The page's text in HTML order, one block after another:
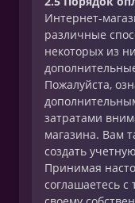
Интернет-
различные
некоторых из
Пожалуйста,
затратами
магазина. Вам
создать
Принимая
соглашаетесь